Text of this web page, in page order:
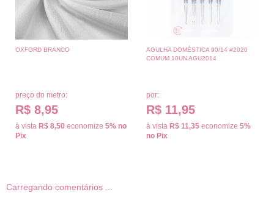
OXFORD BRANCO
preço do metro:
R$ 8,95
à vista R$ 8,50 economize 5% no
Pix
AGULHA DOMÉSTICA 90/14 #2020
COMUM 10UN AGU2014
por:
R$ 11,95
à vista R$ 11,35 economize 5%
no Pix
Carregando comentários ...